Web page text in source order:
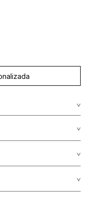
8% 92.00%
en remojo / no
Card y American